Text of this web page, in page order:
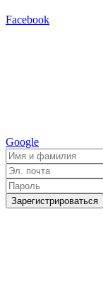
Facebook
Google
Зарегистрироваться